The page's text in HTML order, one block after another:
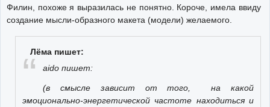
Филин, похоже я выразилась не понятно. Короче, имела ввиду
создание мысли-образного макета (модели) желаемого.
Лёма пишет:
aido пишет:
(в смысле зависит от того, на какой
эмоционально-энергетической частоте находиться и